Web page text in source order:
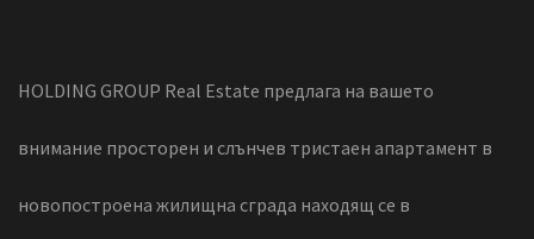
HOLDING GROUP Real Estate предлага на вашето
внимание просторен и слънчев тристаен апартамент в
новопостроена жилищна сграда находящ се в